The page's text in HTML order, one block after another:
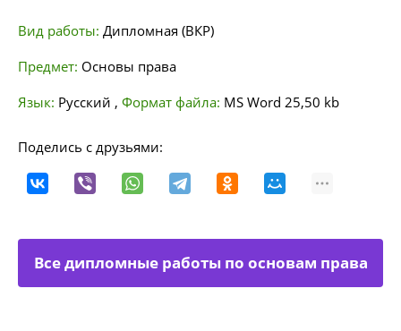
Вид работы: Дипломная (ВКР)
Предмет: Основы права
Язык: Русский , Формат файла: MS Word 25,50 kb
Поделись с друзьями:
Все дипломные работы по основам права